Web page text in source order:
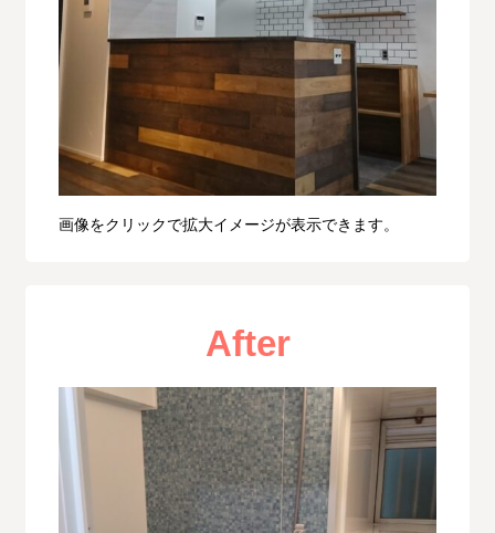
画像をクリックで拡大イメージが表示できます。
After